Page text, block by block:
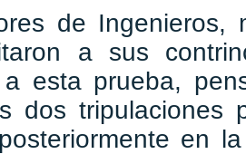
de
a sus
a esta prueba,
dos tripulaciones
en